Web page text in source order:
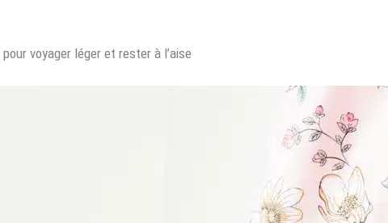
voyager léger et rester à l’aise